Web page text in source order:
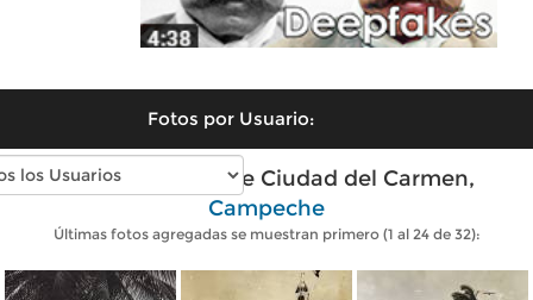
Fotos por Usuario:
Fotos antiguas de Ciudad del Carmen,
Campeche
Últimas fotos agregadas se muestran primero (1 al 24 de 32):